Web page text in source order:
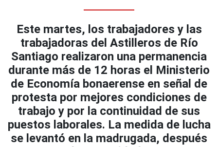
Este martes, los trabajadores y las
trabajadoras del Astilleros de Río
Santiago realizaron una permanencia
durante más de 12 horas el Ministerio
de Economía bonaerense en señal de
protesta por mejores condiciones de
trabajo y por la continuidad de sus
puestos laborales. La medida de lucha
se levantó en la madrugada, después